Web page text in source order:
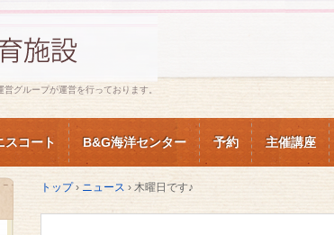
グループが運営を行っております。
スコート B&G海洋センター 予約 主催講座
トップ › ニュース › 木曜日です♪